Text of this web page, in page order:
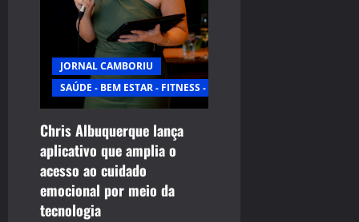
JORNAL CAMBORIU
SAÚDE - BEM ESTAR - FITNESS - ESPORTE
Chris Albuquerque lança
aplicativo que amplia o
acesso ao cuidado
emocional por meio da
tecnologia